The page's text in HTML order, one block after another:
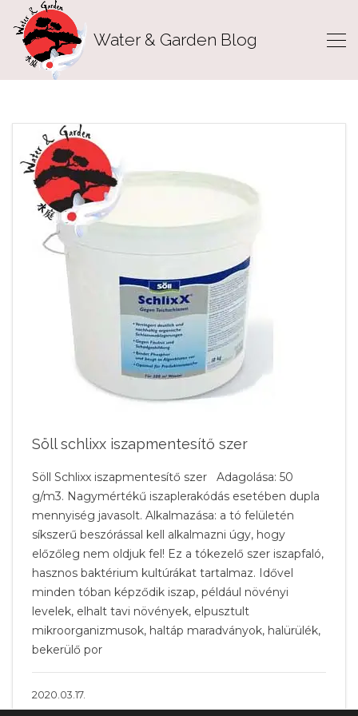
Water & Garden Blog
Söll schlixx iszapmentesítő szer
Söll Schlixx iszapmentesítő szer Adagolása: 50
g/m3. Nagymértékű iszaplerakódás esetében dupla
mennyiség javasolt. Alkalmazása: a tó felületén
síkszerű beszórással kell alkalmazni úgy, hogy
előzőleg nem oldjuk fel! Ez a tókezelő szer iszapfaló,
hasznos baktérium kultúrákat tartalmaz. Idővel
minden tóban képződik iszap, például növényi
levelek, elhalt tavi növények, elpusztult
mikroorganizmusok, haltáp maradványok, halürülék,
bekerülő por
2020.03.17.